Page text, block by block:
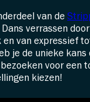
van de
verrassen
van expressief
je de unieke kans
voor een
kiezen!